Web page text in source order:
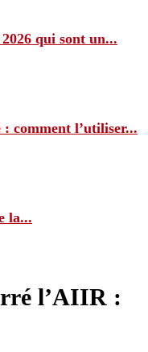
qui sont un...
: comment l’utiliser...
la...
l’AIIR :